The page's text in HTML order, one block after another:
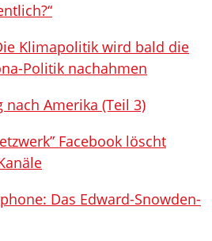
Klimapolitik wird bald die
Politik nachahmen
nach Amerika (Teil 3)
Facebook löscht
Das Edward-Snowden-